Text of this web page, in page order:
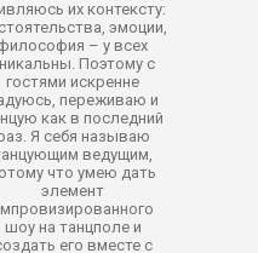
их контексту:
эмоции,
философия – у всех
Поэтому с
гостями искренне
переживаю и
как в последний
Я себя называю
ведущим,
что умею дать
элемент
шоу на танцполе и
его вместе с